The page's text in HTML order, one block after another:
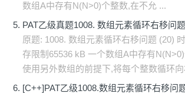
数组A中存有N(N>0)个整数,在不允 ...
PAT乙级真题1008. 数组元素循环右移问
原题: 1008. 数组元素循环右移问题 (20)
存限制65536 kB 一个数组A中存有
使用另外数组的前提下,将每个整数循环
[C++]PAT乙级1008.数组元素循环右移问